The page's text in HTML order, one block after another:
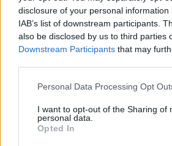
disclosure of your personal
IAB’s list of downstream participants.
also be disclosed by us to third parties
Downstream Participants that may
Personal Data Processing Opt
I want to opt-out of the Sharing of
personal data.
Opted In
At. Baleares
30
UD Ibiza
24
CD Andratx
20
Ranking equipos por nº de
19 (6,19%)
Peña Deportiva
17 (5,54%)
UD Ibiza
CD Andratx